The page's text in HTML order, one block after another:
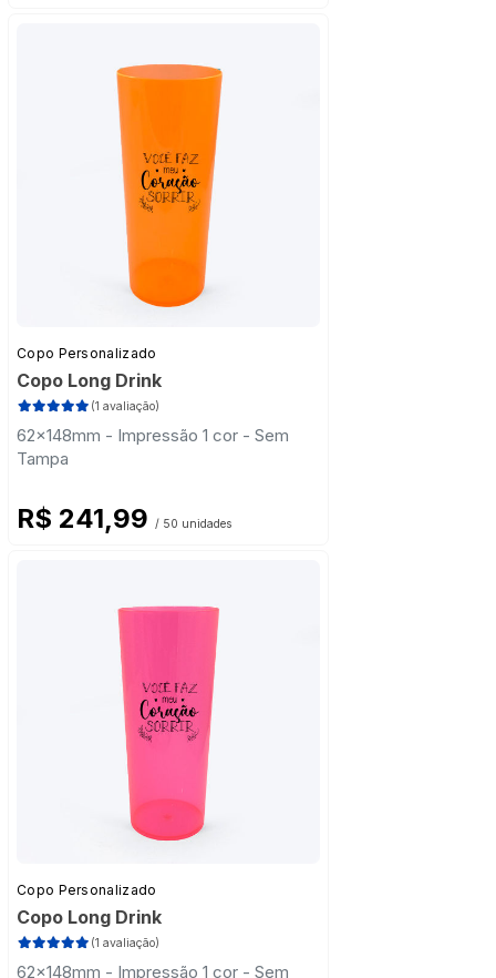
Copo Personalizado
Copo Long Drink
(1 avaliação)
62x148mm - Impressão 1 cor - Sem
Tampa
R$ 241,99 / 50 unidades
Copo Personalizado
Copo Long Drink
(1 avaliação)
62x148mm - Impressão 1 cor - Sem